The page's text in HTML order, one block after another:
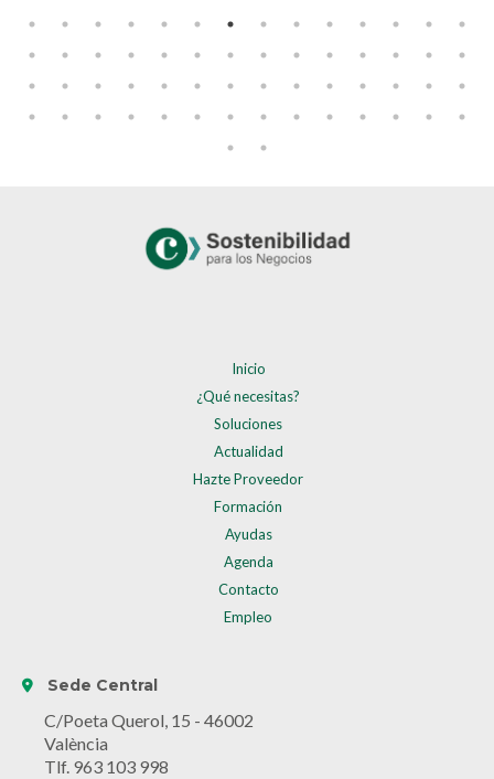
Inicio
¿Qué necesitas?
Soluciones
Actualidad
Hazte Proveedor
Formación
Ayudas
Agenda
Contacto
Empleo
Sede Central
C/Poeta Querol, 15 - 46002
València
Tlf. 963 103 998